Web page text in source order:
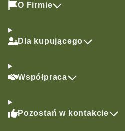
O Firmie
Dla kupującego
Współpraca
Pozostań w kontakcie